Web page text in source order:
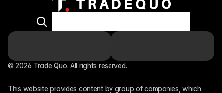
© 2026 Trade Quo. All rights reserved.
This website provides content by group of companies, which